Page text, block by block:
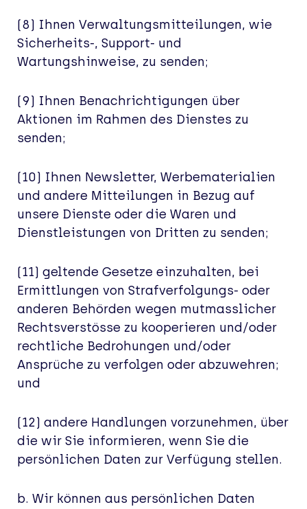
(8) Ihnen Verwaltungsmitteilungen, wie
Sicherheits-, Support- und
Wartungshinweise, zu senden;
(9) Ihnen Benachrichtigungen über
Aktionen im Rahmen des Dienstes zu
senden;
(10) Ihnen Newsletter, Werbematerialien
und andere Mitteilungen in Bezug auf
unsere Dienste oder die Waren und
Dienstleistungen von Dritten zu senden;
(11) geltende Gesetze einzuhalten, bei
Ermittlungen von Strafverfolgungs- oder
anderen Behörden wegen mutmasslicher
Rechtsverstösse zu kooperieren und/oder
rechtliche Bedrohungen und/oder
Ansprüche zu verfolgen oder abzuwehren;
und
(12) andere Handlungen vorzunehmen, über
die wir Sie informieren, wenn Sie die
persönlichen Daten zur Verfügung stellen.
b. Wir können aus persönlichen Daten